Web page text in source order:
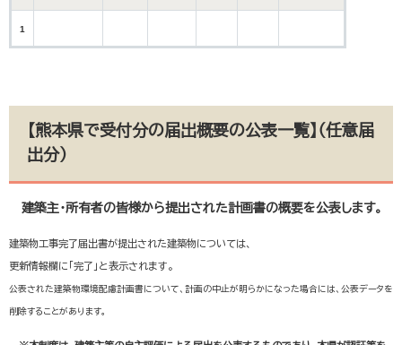
1
【熊本県で受付分の届出概要の公表一覧】（任意届
出分）
建築主・所有者の皆様から提出された計画書の概要を公表します。
建築物工事完了届出書が提出された建築物については、
更新情報欄に「完了」と表示されます。
公表された建築物環境配慮計画書について、計画の中止が明らかになった場合には、公表データを
削除することがあります。